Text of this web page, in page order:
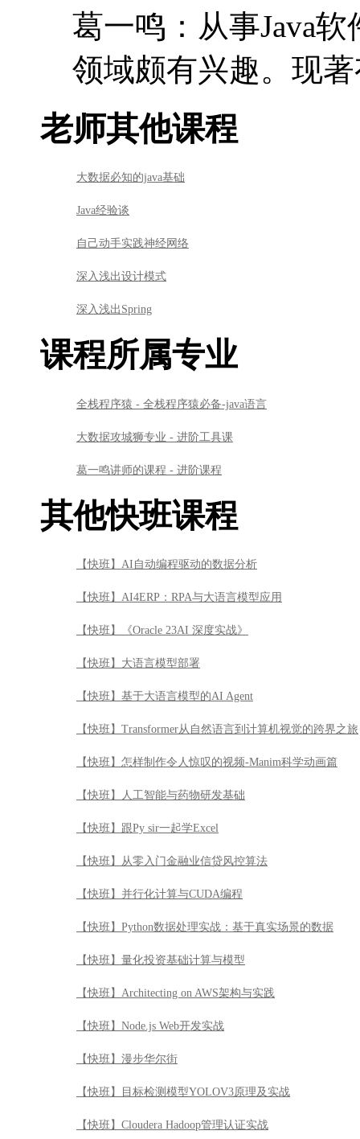
葛一鸣：从事Java
领域颇有兴趣。现
老师其他课程
大数据必知的java基础
Java经验谈
自己动手实践神经网络
深入浅出设计模式
深入浅出Spring
课程所属专业
全栈程序猿 - 全栈程序猿必备-java语言
大数据攻城狮专业 - 进阶工具课
葛一鸣讲师的课程 - 进阶课程
其他快班课程
【快班】AI自动编程驱动的数据分析
【快班】AI4ERP：RPA与大语言模型应用
【快班】《Oracle 23AI 深度实战》
【快班】大语言模型部署
【快班】基于大语言模型的AI Agent
【快班】Transformer从自然语言到计算机视觉的跨界之旅
【快班】怎样制作令人惊叹的视频-Manim科学动画篇
【快班】人工智能与药物研发基础
【快班】跟Py sir一起学Excel
【快班】从零入门金融业信贷风控算法
【快班】并行化计算与CUDA编程
【快班】Python数据处理实战：基于真实场景的数据
【快班】量化投资基础计算与模型
【快班】Architecting on AWS架构与实践
【快班】Node.js Web开发实战
【快班】漫步华尔街
【快班】目标检测模型YOLOV3原理及实战
【快班】Cloudera Hadoop管理认证实战